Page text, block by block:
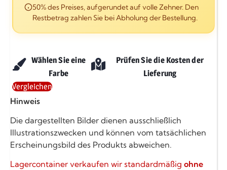
50% des Preises, aufgerundet auf volle Zehner. Den
Restbetrag zahlen Sie bei Abholung der Bestellung.
Wählen Sie eine
Farbe
Prüfen Sie die Kosten der
Lieferung
Vergleichen
Hinweis
Die dargestellten Bilder dienen ausschließlich
Illustrationszwecken und können vom tatsächlichen
Erscheinungsbild des Produkts abweichen.
Lagercontainer verkaufen wir standardmäßig ohne